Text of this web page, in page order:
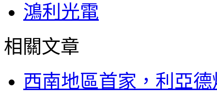
鴻利光電
相關文章
西南地區首家，利亞